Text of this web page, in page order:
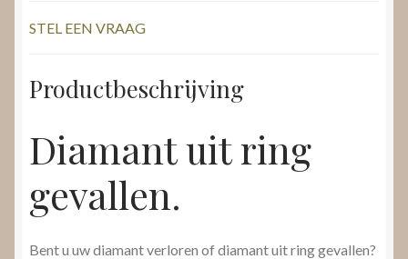
STEL EEN VRAAG
Productbeschrijving
Diamant uit ring
gevallen.
Bent u uw diamant verloren of diamant uit ring gevallen?